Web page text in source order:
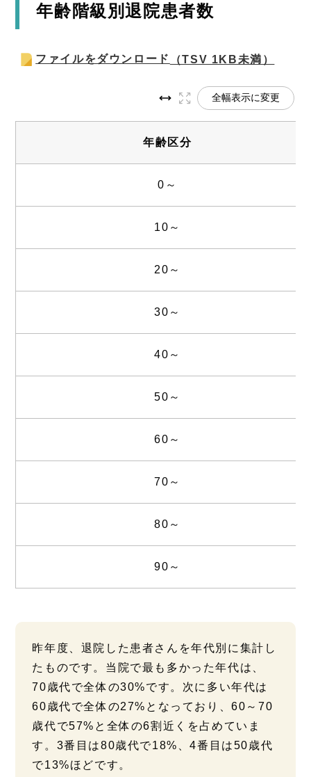
年齢階級別退院患者数
ファイルをダウンロード （TSV 1KB未満）
全幅表示に変更
年齢区分
0～
10～
20～
30～
40～
50～
60～
70～
80～
90～
昨年度、退院した患者さんを年代別に集計し
たものです。当院で最も多かった年代は、
70歳代で全体の30%です。次に多い年代は
60歳代で全体の27%となっており、60～70
歳代で57%と全体の6割近くを占めていま
す。3番目は80歳代で18%、4番目は50歳代
で13%ほどです。